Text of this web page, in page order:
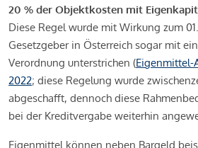
20 % der Objektkosten mit
Diese Regel wurde mit Wirkung zum
Gesetzgeber in Österreich sogar mit
Verordnung unterstrichen (Eigenmittel-
2022; diese Regelung wurde
abgeschafft, dennoch diese
bei der Kreditvergabe weiterhin
Eigenmittel können neben Bargeld